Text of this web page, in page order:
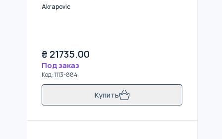
Akrapovic
₴ 21735.00
Под заказ
Код:1113-884
Купить